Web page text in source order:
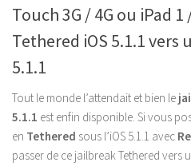
Touch 3G / 4G ou iPad
Tethered iOS 5.1.1 vers
5.1.1
Tout le monde l’attendait et bien le
5.1.1 est enfin disponible. Si vous
en Tethered sous l’iOS 5.1.1 avec
passer de ce jailbreak Tethered vers